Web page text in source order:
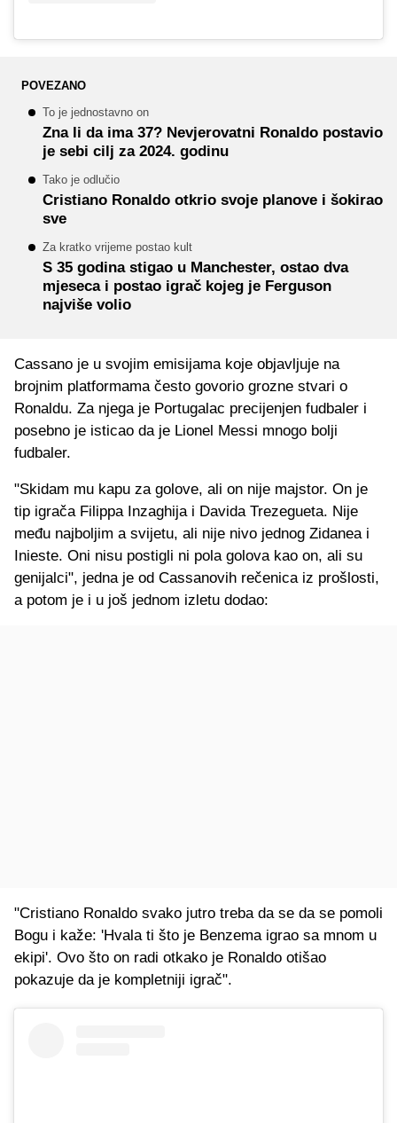
POVEZANO
To je jednostavno on
Zna li da ima 37? Nevjerovatni Ronaldo postavio
je sebi cilj za 2024. godinu
Tako je odlučio
Cristiano Ronaldo otkrio svoje planove i šokirao
sve
Za kratko vrijeme postao kult
S 35 godina stigao u Manchester, ostao dva
mjeseca i postao igrač kojeg je Ferguson
najviše volio
Cassano je u svojim emisijama koje objavljuje na
brojnim platformama često govorio grozne stvari o
Ronaldu. Za njega je Portugalac precijenjen fudbaler i
posebno je isticao da je Lionel Messi mnogo bolji
fudbaler.
"Skidam mu kapu za golove, ali on nije majstor. On je
tip igrača Filippa Inzaghija i Davida Trezegueta. Nije
među najboljim a svijetu, ali nije nivo jednog Zidanea i
Inieste. Oni nisu postigli ni pola golova kao on, ali su
genijalci", jedna je od Cassanovih rečenica iz prošlosti,
a potom je i u još jednom izletu dodao:
"Cristiano Ronaldo svako jutro treba da se da se pomoli
Bogu i kaže: 'Hvala ti što je Benzema igrao sa mnom u
ekipi'. Ovo što on radi otkako je Ronaldo otišao
pokazuje da je kompletniji igrač".